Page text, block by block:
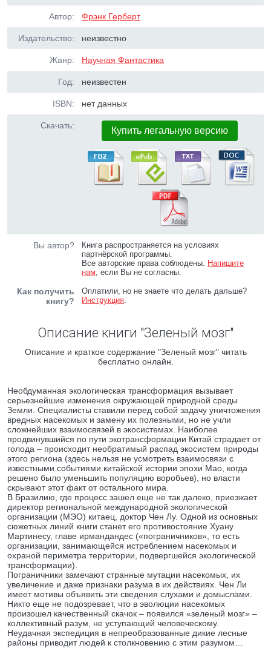
Автор: Фрэнк Герберт
Издательство: неизвестно
Жанр: Научная Фантастика
Год: неизвестен
ISBN: нет данных
Скачать: Купить легальную версию
Вы автор?
Книга распространяется на условиях
партнёрской программы.
Все авторские права соблюдены. Напишите
нам, если Вы не согласны.
Как получить
книгу?
Оплатили, но не знаете что делать дальше?
Инструкция.
Описание книги "Зеленый мозг"
Описание и краткое содержание "Зеленый мозг" читать
бесплатно онлайн.
Необдуманная экологическая трансформация вызывает
серьезнейшие изменения окружающей природной среды
Земли. Специалисты ставили перед собой задачу уничтожения
вредных насекомых и замену их полезными, но не учли
сложнейших взаимосвязей в экосистемах. Наиболее
продвинувшийся по пути экотрансформации Китай страдает от
голода – происходит необратимый распад экосистем природы
этого региона (здесь нельзя не усмотреть взаимосвязи с
известными событиями китайской истории эпохи Мао, когда
решено было уменьшить популяцию воробьев), но власти
скрывают этот факт от остального мира.
В Бразилию, где процесс зашел еще не так далеко, приезжает
директор региональной международной экологической
организации (МЭО) китаец, доктор Чен Лу. Одной из основных
сюжетных линий книги станет его противостояние Хуану
Мартинесу, главе ирмандандес («пограничников», то есть
организации, занимающейся истреблением насекомых и
охраной периметра территории, подвергшейся экологической
трансформации).
Пограничники замечают странные мутации насекомых, их
увеличение и даже признаки разума в их действиях. Чен Ли
имеет мотивы объявить эти сведения слухами и домыслами.
Никто еще не подозревает, что в эволюции насекомых
произошел качественный скачок – появился «зеленый мозг» –
коллективный разум, не уступающий человеческому.
Неудачная экспедиция в непреобразованные дикие лесные
районы приводит людей к столкновению с этим разумом…